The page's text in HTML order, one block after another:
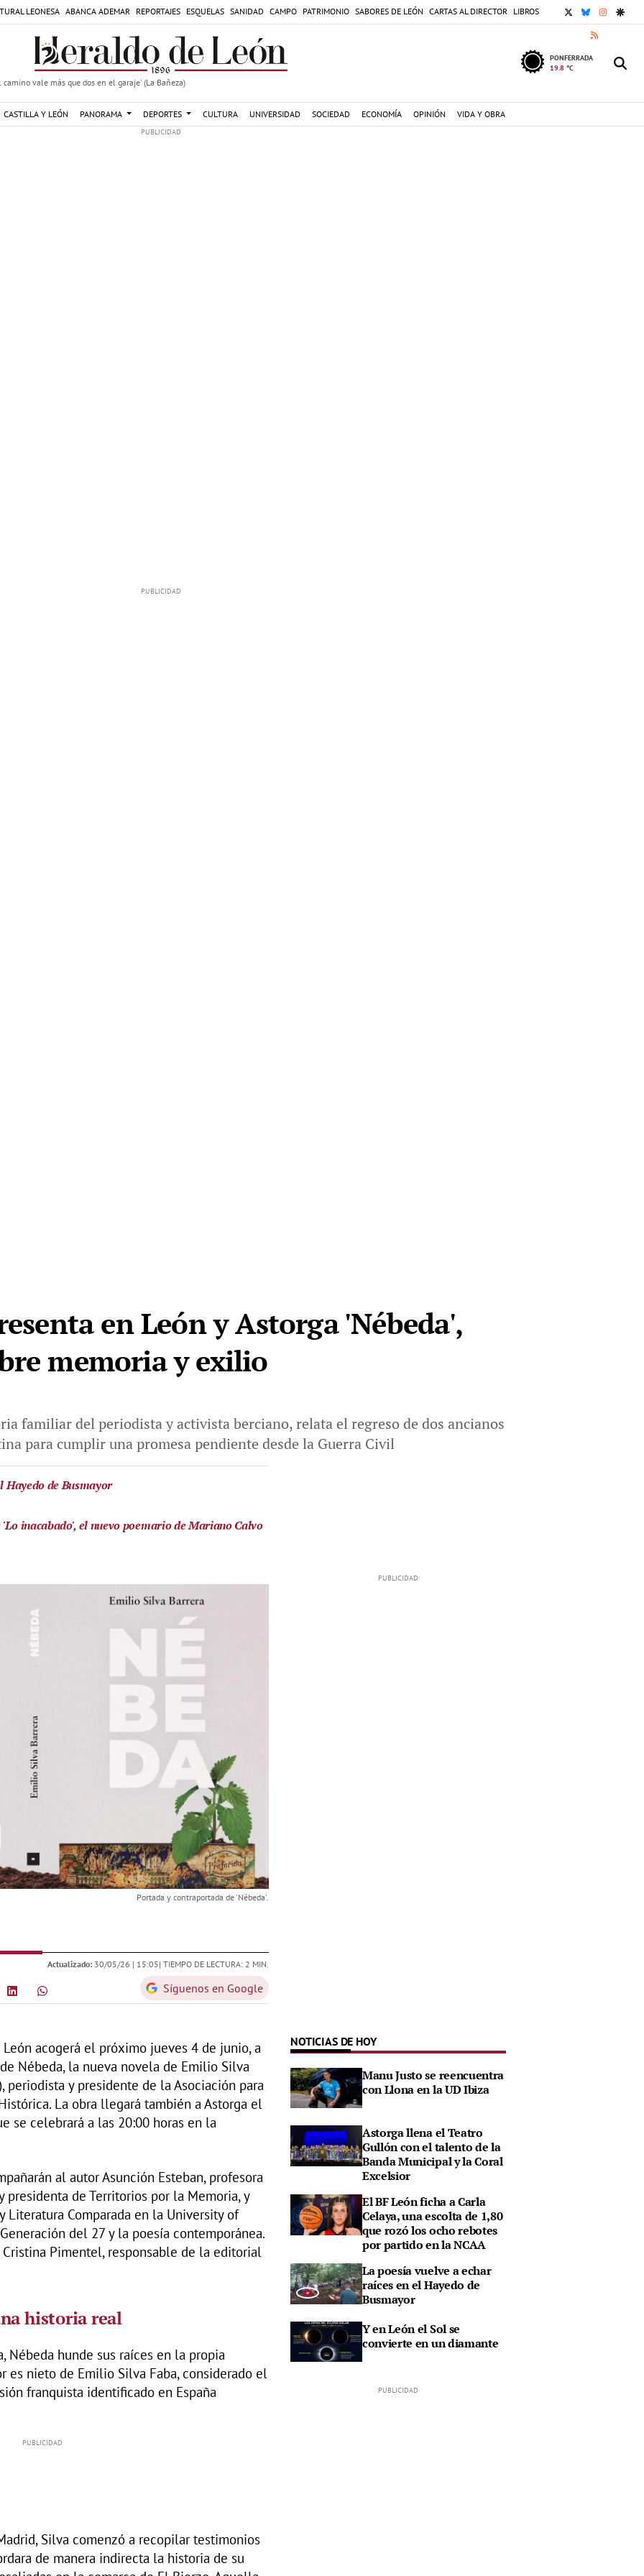
LEONESA ABANCA ADEMAR REPORTAJES ESQUELAS SANIDAD CAMPO PATRIMONIO SABORES DE LEÓN CARTAS AL DIRECTOR LIBROS X BLUESKY
RSS
vale más que dos en el garaje' (La Bañeza)
PONFERRADA
19.8 °C
CASTILLA Y LEÓN PANORAMA DEPORTES CULTURA UNIVERSIDAD SOCIEDAD ECONOMÍA OPINIÓN VIDA Y OBRA
en León y Astorga 'Nébeda',
memoria y exilio
familiar del periodista y activista berciano, relata el regreso de dos ancianos
para cumplir una promesa pendiente desde la Guerra Civil
Hayedo de Busmayor
inacabado', el nuevo poemario de Mariano Calvo
Portada y contraportada de 'Nébeda'.
Actualizado: 30/05/26 | 15:05| TIEMPO DE LECTURA: 2 MIN.
Síguenos en Google
acogerá el próximo jueves 4 de junio, a
Nébeda, la nueva novela de Emilio Silva
periodista y presidente de la Asociación para
La obra llegará también a Astorga el
se celebrará a las 20:00 horas en la
al autor Asunción Esteban, profesora
de Territorios por la Memoria, y
Literatura Comparada en la University of
del 27 y la poesía contemporánea.
Pimentel, responsable de la editorial
historia real
hunde sus raíces en la propia
es nieto de Emilio Silva Faba, considerado el
franquista identificado en España
Silva comenzó a recopilar testimonios
de manera indirecta la historia de su
NOTICIAS DE HOY
Manu Justo se reencuentra
con Llona en la UD Ibiza
Astorga llena el Teatro
Gullón con el talento de la
Banda Municipal y la Coral
Excelsior
El BF León ficha a Carla
Celaya, una escolta de 1,80
que rozó los ocho rebotes
por partido en la NCAA
La poesía vuelve a echar
raíces en el Hayedo de
Busmayor
Y en León el Sol se
convierte en un diamante